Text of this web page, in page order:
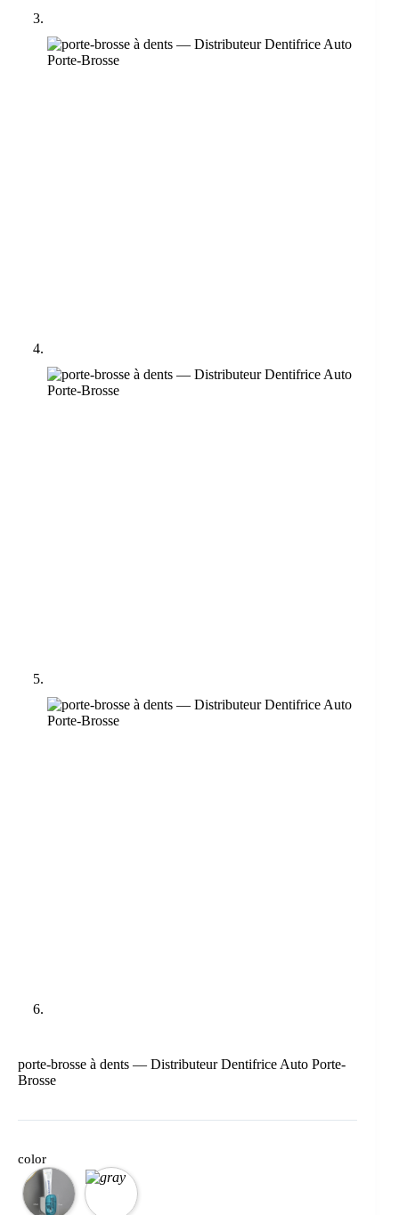
porte-brosse à dents — Distributeur Dentifrice Auto Porte-
Brosse
color